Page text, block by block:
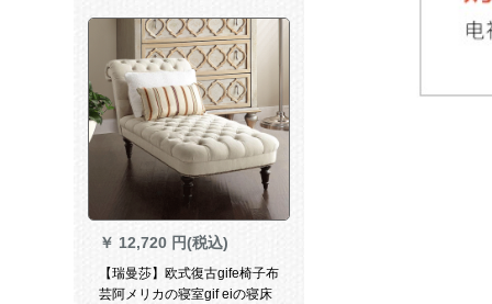
アンレザ・ソウプ
￥ 12,720 円(税込)
【瑞曼莎】欧式復古gife椅子布
芸阿メリカの寝室gif eiの寝床